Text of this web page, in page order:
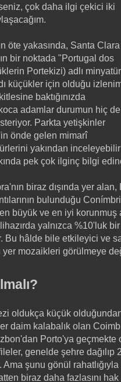
çok daha ilgi çekici iki
öte yakasında, Santa Clara
bir noktada "Portugal dos
Portekizi) adlı minyatür
küçükler için olduğu
baktığınızda
adamlar durumun hiç de
Parkta yetişkinler
önde gelen mimarî
yakından
pek çok ilginç bilgi
biraz dışında yer
bulunduğu
büyük ve en iyi korunmuş
yalnızca %10'luk
Bu hâlde bile etkileyici ve
yer mozaikleri görülmeye
oldukça küçük
daim kalabalık olan
Porto'ya geçmekte
genelde şehre dağılıp
şunu gönül
biraz daha fazlasını